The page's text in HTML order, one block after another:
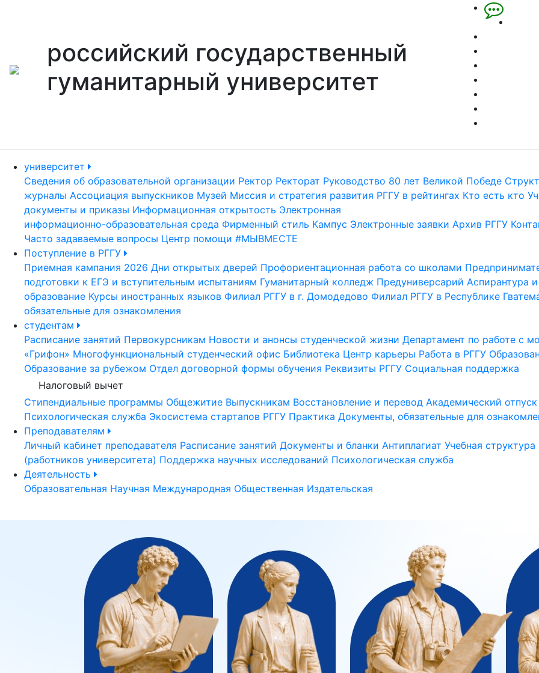
российский государственный
гуманитарный университет
университет
Сведения об образовательной организации Ректор Ректорат Руководство 80 лет Великой Победе
журналы Ассоциация выпускников Музей Миссия и стратегия развития РГГУ в рейтингах Кто есть кто
документы и приказы Информационная открытость Электронная
информационно-образовательная среда Фирменный стиль Кампус Электронные заявки Архив РГГУ
Часто задаваемые вопросы Центр помощи #МЫВМЕСТЕ
Поступление в РГГУ
Приемная кампания 2026 Дни открытых дверей Профориентационная работа со школами
подготовки к ЕГЭ и вступительным испытаниям Гуманитарный колледж Предуниверсарий Аспирантура
образование Курсы иностранных языков Филиал РГГУ в г. Домодедово Филиал РГГУ в Республике
обязательные для ознакомления
студентам
Расписание занятий Первокурсникам Новости и анонсы студенческой жизни Департамент по работе с
«Грифон» Многофункциональный студенческий офис Библиотека Центр карьеры Работа в РГГУ
Образование за рубежом Отдел договорной формы обучения Реквизиты РГГУ Социальная поддержка
Налоговый вычет
Стипендиальные программы Общежитие Выпускникам Восстановление и перевод Академический отпуск
Психологическая служба Экосистема стартапов РГГУ Практика Документы, обязательные для
Преподавателям
Личный кабинет преподавателя Расписание занятий Документы и бланки Антиплагиат Учебная структура
(работников университета) Поддержка научных исследований Психологическая служба
Деятельность
Образовательная Научная Международная Общественная Издательская